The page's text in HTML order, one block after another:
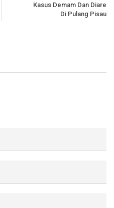
Kasus Demam Dan Diare
Di Pulang Pisau